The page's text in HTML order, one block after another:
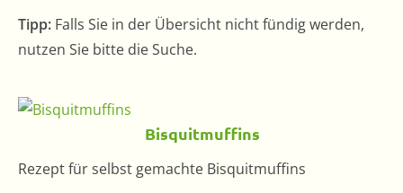
Tipp: Falls Sie in der Übersicht nicht fündig werden,
nutzen Sie bitte die Suche.
Bisquitmuffins
Rezept für selbst gemachte Bisquitmuffins